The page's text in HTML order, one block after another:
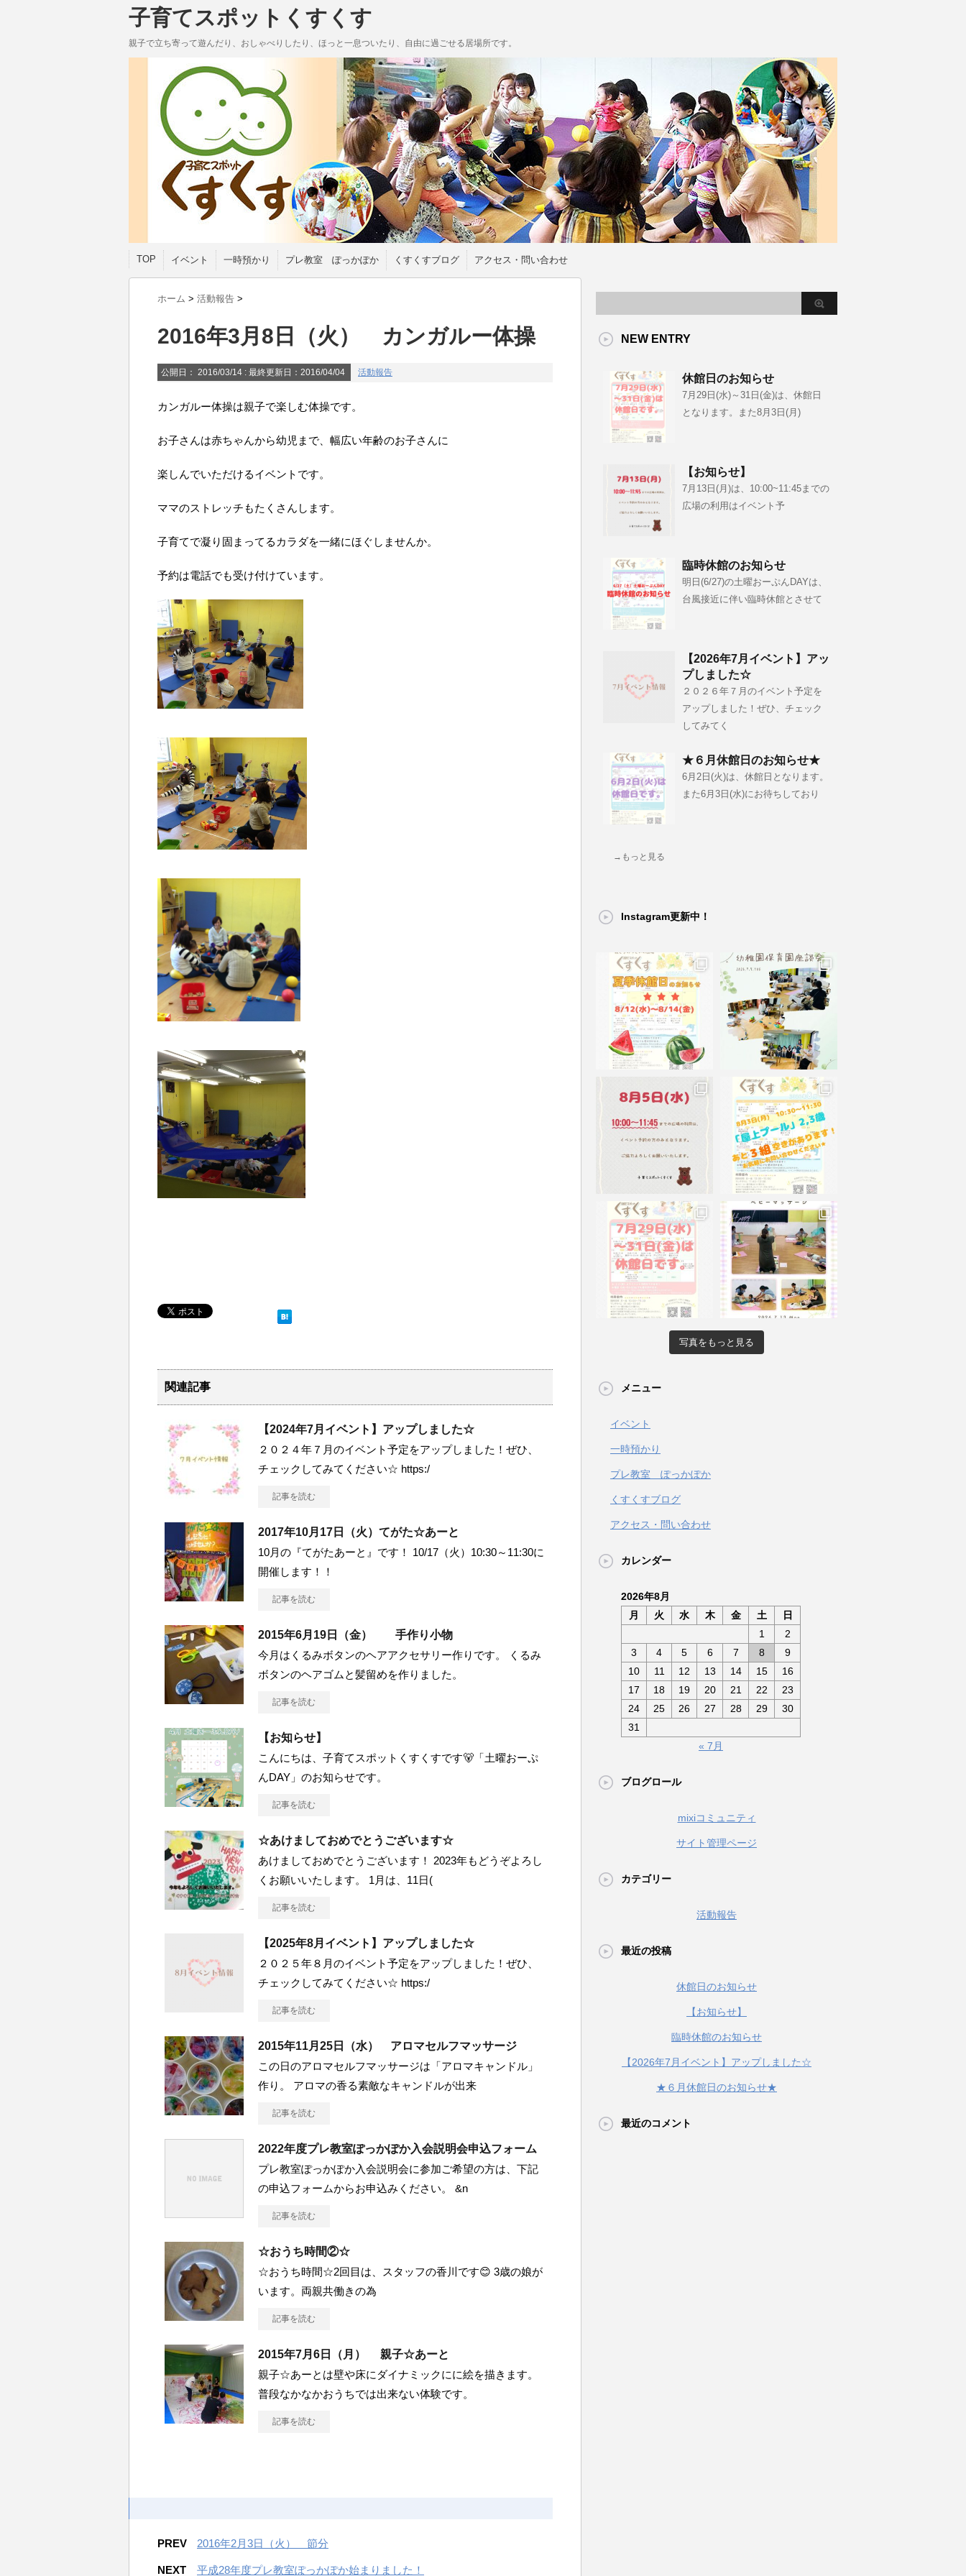
子育てスポットくすくす
親子で立ち寄って遊んだり、おしゃべりしたり、ほっと一息ついたり、自由に過ごせる居場所です。
TOP イベント 一時預かり プレ教室 ぽっかぽか くすくすブログ アクセス・問い合わせ
ホーム > 活動報告 >
2016年3月8日（火） カンガルー体操
公開日： 2016/03/14 : 最終更新日：2016/04/04 活動報告
カンガルー体操は親子で楽しむ体操です。
お子さんは赤ちゃんから幼児まで、幅広い年齢のお子さんに
楽しんでいただけるイベントです。
ママのストレッチもたくさんします。
子育てで凝り固まってるカラダを一緒にほぐしませんか。
予約は電話でも受け付けています。
関連記事
【2024年7月イベント】アップしました☆
２０２４年７月のイベント予定をアップしました！ぜひ、
チェックしてみてください☆ https:/
記事を読む
2017年10月17日（火）てがた☆あーと
10月の『てがたあーと』です！ 10/17（火）10:30～11:30に
開催します！！
記事を読む
2015年6月19日（金） 手作り小物
今月はくるみボタンのヘアアクセサリー作りです。 くるみ
ボタンのヘアゴムと髪留めを作りました。
記事を読む
【お知らせ】
こんにちは、子育てスポットくすくすです🐻「土曜おーぷ
んDAY」のお知らせです。
記事を読む
☆あけましておめでとうございます☆
あけましておめでとうございます！ 2023年もどうぞよろし
くお願いいたします。 1月は、11日(
記事を読む
【2025年8月イベント】アップしました☆
２０２５年８月のイベント予定をアップしました！ぜひ、
チェックしてみてください☆ https:/
記事を読む
2015年11月25日（水） アロマセルフマッサージ
この日のアロマセルフマッサージは「アロマキャンドル」
作り。 アロマの香る素敵なキャンドルが出来
記事を読む
2022年度プレ教室ぽっかぽか入会説明会申込フォーム
プレ教室ぽっかぽか入会説明会に参加ご希望の方は、下記
の申込フォームからお申込みください。 &n
記事を読む
☆おうち時間②☆
☆おうち時間☆2回目は、スタッフの香川です😊 3歳の娘が
います。両親共働きの為
記事を読む
2015年7月6日（月） 親子☆あーと
親子☆あーとは壁や床にダイナミックにに絵を描きます。
普段なかなかおうちでは出来ない体験です。
記事を読む
PREV 2016年2月3日（火） 節分
NEXT 平成28年度プレ教室ぽっかぽか始まりました！
NEW ENTRY
休館日のお知らせ
7月29日(水)～31日(金)は、休館日
となります。また8月3日(月)
【お知らせ】
7月13日(月)は、10:00~11:45までの
広場の利用はイベント予
臨時休館のお知らせ
明日(6/27)の土曜おーぷんDAYは、
台風接近に伴い臨時休館とさせて
【2026年7月イベント】アッ
プしました☆
２０２６年７月のイベント予定を
アップしました！ぜひ、チェック
してみてく
★６月休館日のお知らせ★
6月2日(火)は、休館日となります。
また6月3日(水)にお待ちしており
→もっと見る
Instagram更新中！
写真をもっと見る
メニュー
イベント
一時預かり
プレ教室 ぽっかぽか
くすくすブログ
アクセス・問い合わせ
カレンダー
2026年8月
月
火 水 木 金 土
日
1
2
3
4 5 6 7 8
9
10
11 12 13 14 15
16
17
18 19 20 21 22
23
24
25 26 27 28 29
30
31
« 7月
ブログロール
mixiコミュニティ
サイト管理ページ
カテゴリー
活動報告
最近の投稿
休館日のお知らせ
【お知らせ】
臨時休館のお知らせ
【2026年7月イベント】アップしました☆
★６月休館日のお知らせ★
最近のコメント